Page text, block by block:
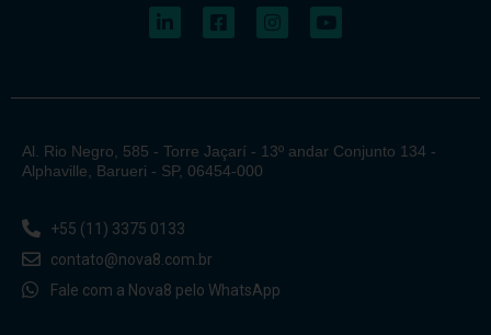
Al. Rio Negro, 585 - Torre Jaçarí - 13º andar Conjunto 134 -
Alphaville, Barueri - SP, 06454-000
+55 (11) 3375 0133
contato@nova8.com.br
Fale com a Nova8 pelo WhatsApp